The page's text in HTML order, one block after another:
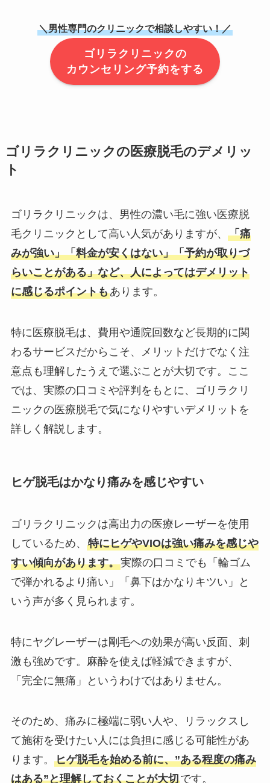
＼男性専門のクリニックで相談しやすい！／
ゴリラクリニックの
カウンセリング予約をする
ゴリラクリニックの医療脱毛のデメリッ
ト
ゴリラクリニックは、男性の濃い毛に強い医療脱
毛クリニックとして高い人気がありますが、 「痛
みが強い」「料金が安くはない」「予約が取りづ
らいことがある」など、人によってはデメリット
に感じるポイントもあります。
特に医療脱毛は、費用や通院回数など長期的に関
わるサービスだからこそ、メリットだけでなく注
意点も理解したうえで選ぶことが大切です。ここ
では、実際の口コミや評判をもとに、ゴリラクリ
ニックの医療脱毛で気になりやすいデメリットを
詳しく解説します。
ヒゲ脱毛はかなり痛みを感じやすい
ゴリラクリニックは高出力の医療レーザーを使用
しているため、 特にヒゲやVIOは強い痛みを感じや
すい傾向があります。実際の口コミでも「輪ゴム
で弾かれるより痛い」「鼻下はかなりキツい」と
いう声が多く見られます。
特にヤグレーザーは剛毛への効果が高い反面、刺
激も強めです。麻酔を使えば軽減できますが、
「完全に無痛」というわけではありません。
そのため、痛みに極端に弱い人や、リラックスし
て施術を受けたい人には負担に感じる可能性があ
ります。 ヒゲ脱毛を始める前に、”ある程度の痛み
はある”と理解しておくことが大切です。